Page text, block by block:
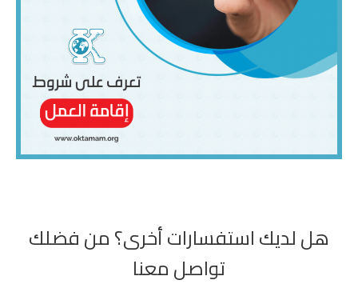
هل لديك استفسارات أخرى؟ من فضلك
تواصل معنا